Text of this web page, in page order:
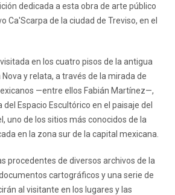
dedicada a esta obra de arte público
Ca'Scarpa de la ciudad de Treviso, en el
en los cuatro pisos de la antigua
y relata, a través de la mirada de
—entre ellos Fabián Martínez—,
Espacio Escultórico en el paisaje del
uno de los sitios más conocidos de la
en la zona sur de la capital mexicana.
procedentes de diversos archivos de la
cartográficos y una serie de
al visitante en los lugares y las